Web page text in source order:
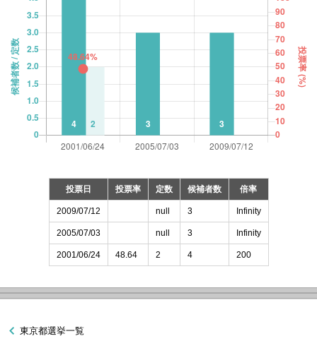
投票日 投票率 定数 候補者数 倍率
2009/07/12 null 3 Infinity
2005/07/03 null 3 Infinity
2001/06/24 48.64 2 4 200
東京都選挙一覧